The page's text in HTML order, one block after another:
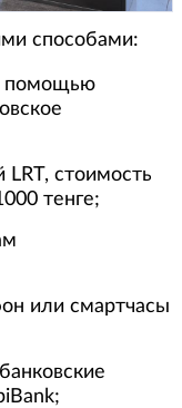
способами:
помощью
LRT, стоимость
тенге;
или смартчасы